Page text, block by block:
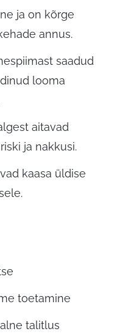
ja on kõrge
annus.
saadud
looma
aitavad
ja nakkusi.
kaasa üldise
toetamine
talitlus